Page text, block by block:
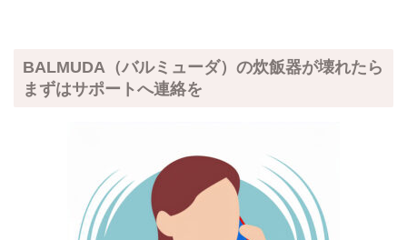
BALMUDA（バルミューダ）の炊飯器が壊れたら
まずはサポートへ連絡を